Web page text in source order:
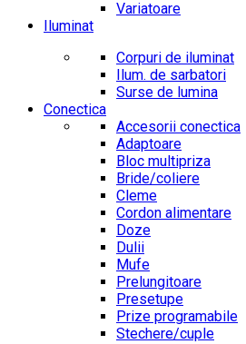
Variatoare
Iluminat
Corpuri de iluminat
Ilum. de sarbatori
Surse de lumina
Conectica
Accesorii conectica
Adaptoare
Bloc multipriza
Bride/coliere
Cleme
Cordon alimentare
Doze
Dulii
Mufe
Prelungitoare
Presetupe
Prize programabile
Stechere/cuple